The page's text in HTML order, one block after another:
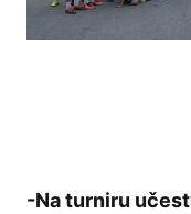
-Na turniru